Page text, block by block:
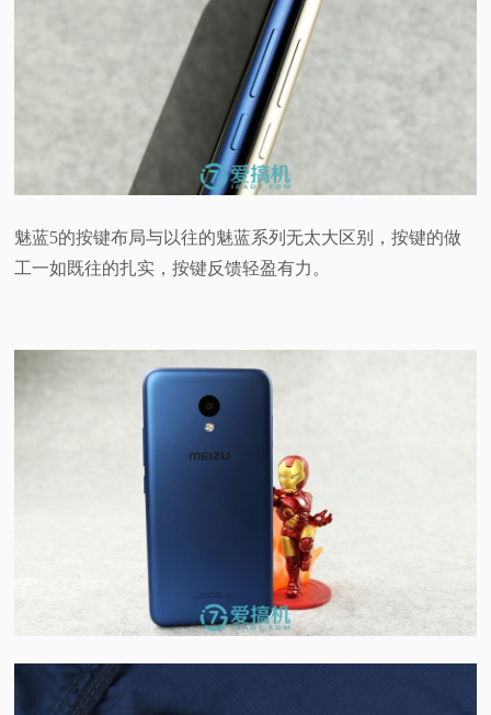
魅蓝5的按键布局与以往的魅蓝系列无太大区别，按键的做
工一如既往的扎实，按键反馈轻盈有力。